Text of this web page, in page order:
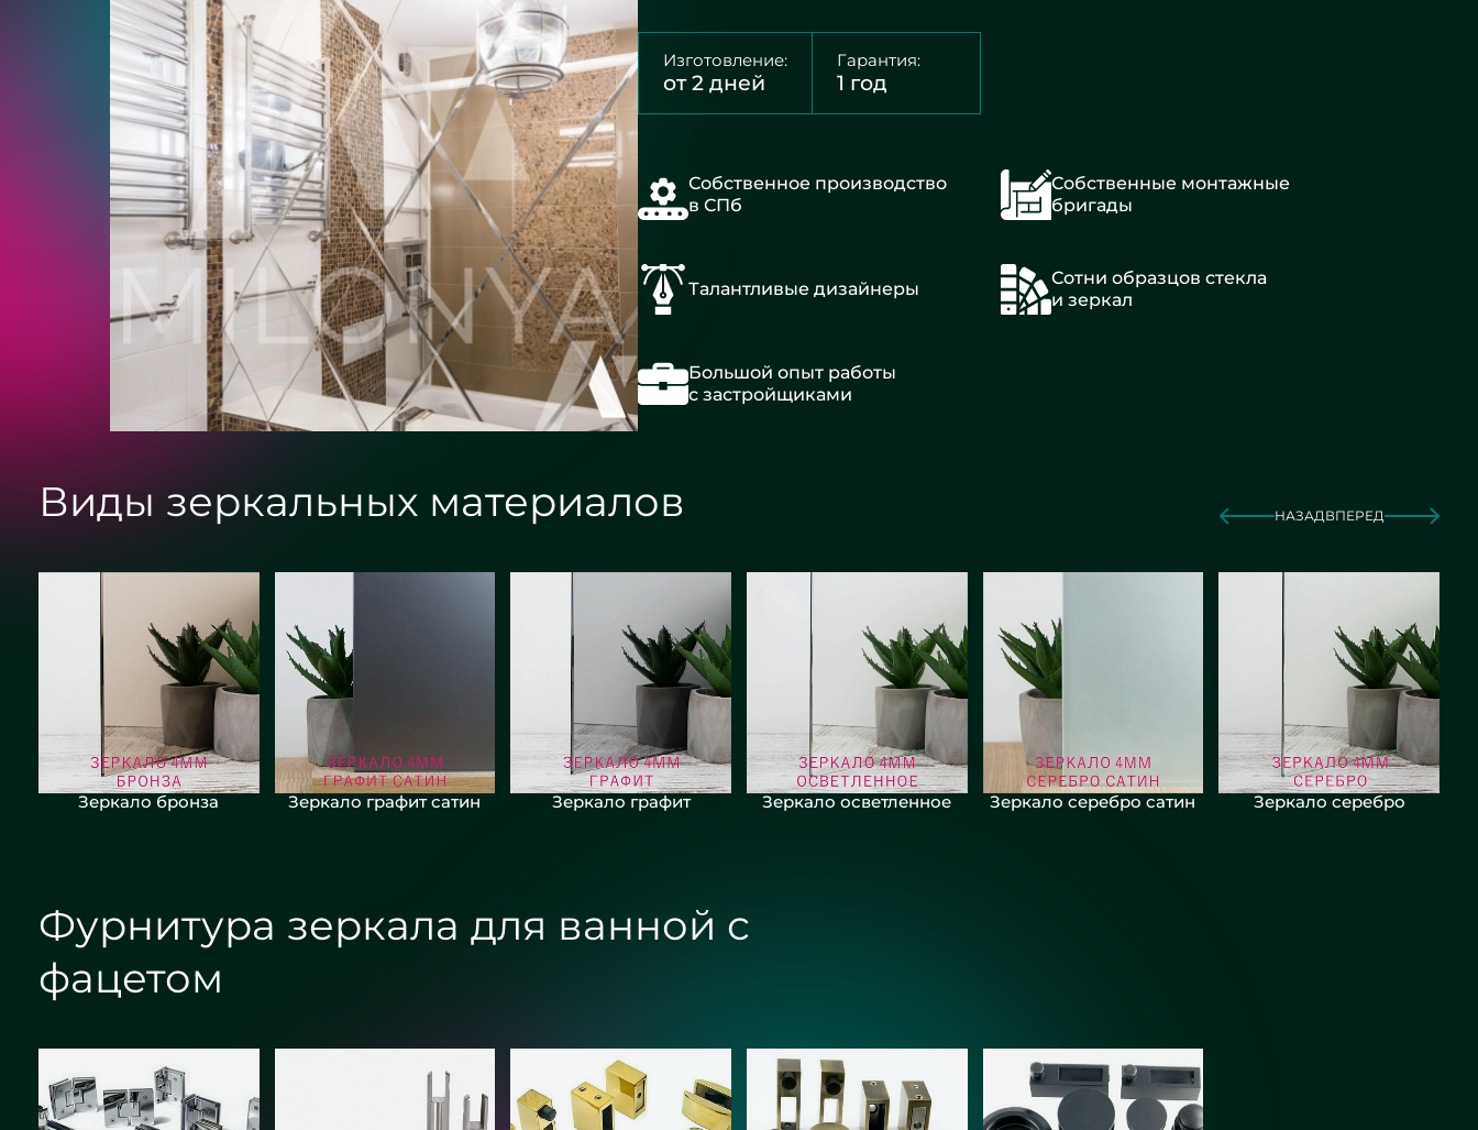
Изготовление:
от 2 дней
Гарантия:
1 год
Собственное производство
в СПб
Собственные монтажные
бригады
Талантливые дизайнеры
Сотни образцов стекла
и зеркал
Большой опыт работы
с застройщиками
Виды зеркальных материалов НАЗАДВПЕРЕД
Зеркало бронза Зеркало графит сатин Зеркало графит Зеркало осветленное Зеркало серебро сатин Зеркало серебро
Фурнитура зеркала для ванной с
фацетом